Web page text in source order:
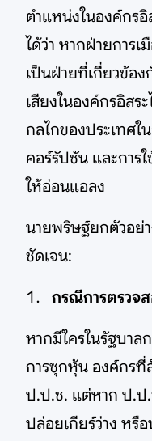
ตำแหน่งในองค์กร
ได้ว่า หากฝ่ายการ
เป็นฝ่ายที่เกี่ยวข้อ
เสียงในองค์กรอิสร
กลไกของประเทศใ
คอร์รัปชัน และการ
ให้อ่อนแอลง
นายพริษฐ์ยกตัวอย่
ชัดเจน:
กรณีการตรวจ
หากมีใครในรัฐบาล
การซุกหุ้น องค์กรที่
ป.ป.ช. แต่หาก ป.ป
ปล่อยเกียร์ว่าง หรื